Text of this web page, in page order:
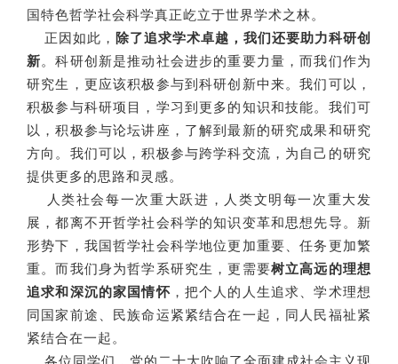
国特色哲学社会科学真正屹立于世界学术之林。
正因如此， 除了追求学术卓越，我们还要助力科研创
新。科研创新是推动社会进步的重要力量，而我们作为
研究生，更应该积极参与到科研创新中来。我们可以，
积极参与科研项目，学习到更多的知识和技能。我们可
以，积极参与论坛讲座，了解到最新的研究成果和研究
方向。我们可以，积极参与跨学科交流，为自己的研究
提供更多的思路和灵感。
人类社会每一次重大跃进，人类文明每一次重大发
展，都离不开哲学社会科学的知识变革和思想先导。新
形势下，我国哲学社会科学地位更加重要、任务更加繁
重。而我们身为哲学系研究生，更需要树立高远的理想
追求和深沉的家国情怀，把个人的人生追求、学术理想
同国家前途、民族命运紧紧结合在一起，同人民福祉紧
紧结合在一起。